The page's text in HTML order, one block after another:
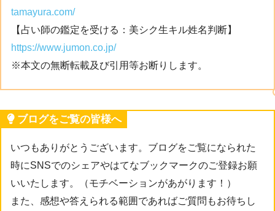
tamayura.com/
【占い師の鑑定を受ける：美シク生キル姓名判断】
https://www.jumon.co.jp/
※本文の無断転載及び引用等お断りします。
ブログをご覧の皆様へ
いつもありがとうございます。ブログをご覧になられた
時にSNSでのシェアやはてなブックマークのご登録お願
いいたします。（モチベーションがあがります！）
また、感想や答えられる範囲であればご質問もお待ちし